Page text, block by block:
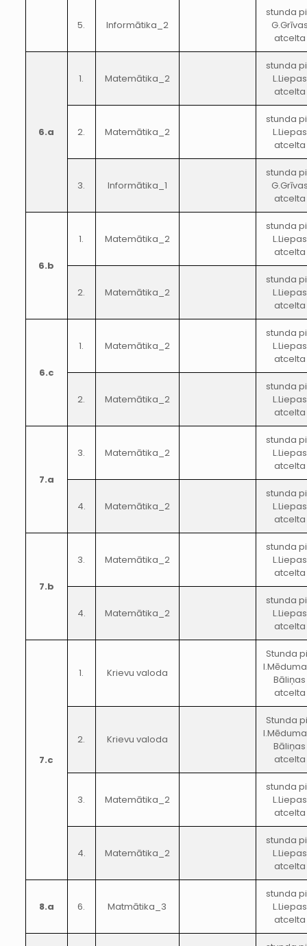
5. Informātika_2
stunda
atcelta
6.a
1. Matemātika_2
stunda
L.Liepas
atcelta
2. Matemātika_2
stunda
L.Liepas
atcelta
3. Informātika_1
stunda
atcelta
6.b
1. Matemātika_2
stunda
L.Liepas
atcelta
2. Matemātika_2
stunda
L.Liepas
atcelta
6.c
1. Matemātika_2
stunda
L.Liepas
atcelta
2. Matemātika_2
stunda
L.Liepas
atcelta
7.a
3. Matemātika_2
stunda
L.Liepas
atcelta
4. Matemātika_2
stunda
L.Liepas
atcelta
7.b
3. Matemātika_2
stunda
L.Liepas
atcelta
4. Matemātika_2
stunda
L.Liepas
atcelta
7.c
1. Krievu valoda
Stunda
Bāliņas
atcelta
2. Krievu valoda
Stunda
Bāliņas
atcelta
3. Matemātika_2
stunda
L.Liepas
atcelta
4. Matemātika_2
stunda
L.Liepas
atcelta
8.a 6. Matmātika_3
stunda
L.Liepas
atcelta